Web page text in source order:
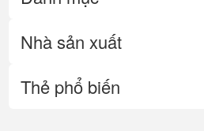
Nhà sản xuất
Thẻ phổ biến